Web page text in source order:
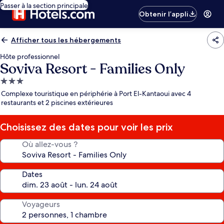
Passer à la section principale
Obtenir l’appli
Afficher tous les hébergements
Hôte professionnel
Soviva Resort - Families Only
Hébergement
3.0 étoiles
Complexe touristique en périphérie à Port El-Kantaoui avec 4
restaurants et 2 piscines extérieures
Choisissez des dates pour voir les prix
Où allez-vous ?
Dates
Voyageurs